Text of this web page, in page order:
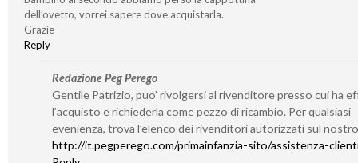
dell’ovetto, vorrei sapere dove acquistarla.
Grazie
Reply
Redazione Peg Perego
Gentile Patrizio, puo’ rivolgersi al rivenditore presso cui ha
l’acquisto e richiederla come pezzo di ricambio. Per qualsiasi
evenienza, trova l’elenco dei rivenditori autorizzati sul
http://it.pegperego.com/primainfanzia-sito/assistenza-